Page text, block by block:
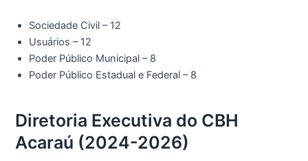
Sociedade Civil – 12
Usuários – 12
Poder Público Municipal – 8
Poder Público Estadual e Federal – 8
Diretoria Executiva do CBH
Acaraú (2024-2026)